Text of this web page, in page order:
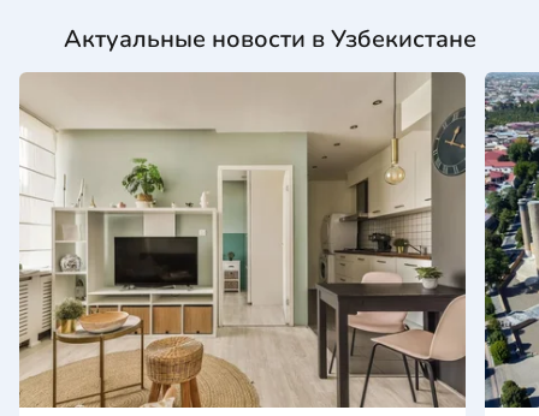
Актуальные новости в Узбекистане